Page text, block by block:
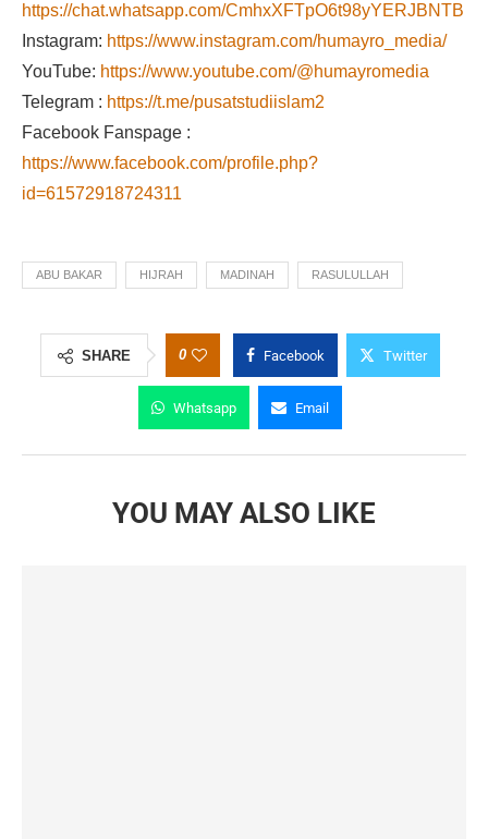
https://chat.whatsapp.com/CmhxXFTpO6t98yYERJBNTB
Instagram: https://www.instagram.com/humayro_media/
YouTube: https://www.youtube.com/@humayromedia
Telegram : https://t.me/pusatstudiislam2
Facebook Fanspage :
https://www.facebook.com/profile.php?
id=61572918724311
ABU BAKAR HIJRAH MADINAH RASULULLAH
SHARE 0 Facebook Twitter
Whatsapp Email
YOU MAY ALSO LIKE